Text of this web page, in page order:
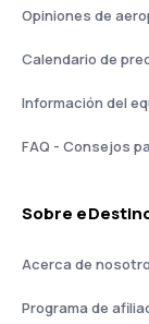
Opiniones de
Calendario de
Información del
FAQ - Consejos
Sobre
Acerca de
Programa de